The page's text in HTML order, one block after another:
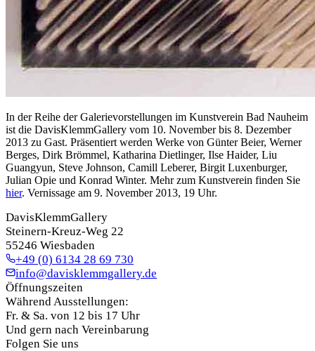
In der Reihe der Galerievorstellungen im Kunstverein Bad Nauheim
ist die DavisKlemmGallery vom 10. November bis 8. Dezember
2013 zu Gast. Präsentiert werden Werke von Günter Beier, Werner
Berges, Dirk Brömmel, Katharina Dietlinger, Ilse Haider, Liu
Guangyun, Steve Johnson, Camill Leberer, Birgit Luxenburger,
Julian Opie und Konrad Winter. Mehr zum Kunstverein finden Sie
hier. Vernissage am 9. November 2013, 19 Uhr.
DavisKlemmGallery
Steinern-Kreuz-Weg 22
55246 Wiesbaden
+49 (0) 6134 28 69 730
info@davisklemmgallery.de
Öffnungszeiten
Während Ausstellungen:
Fr. & Sa. von 12 bis 17 Uhr
Und gern nach Vereinbarung
Folgen Sie uns